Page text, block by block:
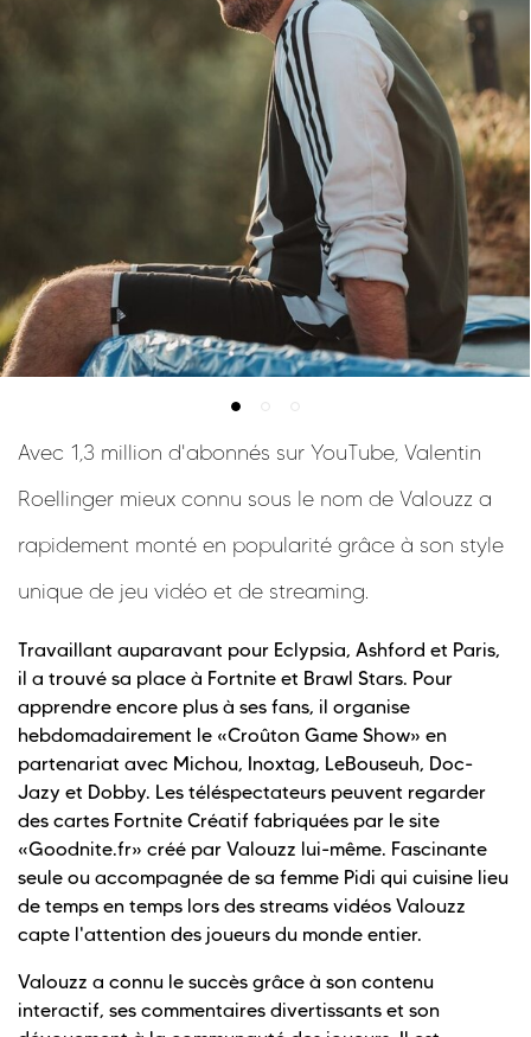
Avec 1,3 million d'abonnés sur YouTube, Valentin
Roellinger mieux connu sous le nom de Valouzz a
rapidement monté en popularité grâce à son style
unique de jeu vidéo et de streaming.
Travaillant auparavant pour Eclypsia, Ashford et Paris,
il a trouvé sa place à Fortnite et Brawl Stars. Pour
apprendre encore plus à ses fans, il organise
hebdomadairement le «Croûton Game Show» en
partenariat avec Michou, Inoxtag, LeBouseuh, Doc-
Jazy et Dobby. Les téléspectateurs peuvent regarder
des cartes Fortnite Créatif fabriquées par le site
«Goodnite.fr» créé par Valouzz lui-même. Fascinante
seule ou accompagnée de sa femme Pidi qui cuisine lieu
de temps en temps lors des streams vidéos Valouzz
capte l'attention des joueurs du monde entier.
Valouzz a connu le succès grâce à son contenu
interactif, ses commentaires divertissants et son